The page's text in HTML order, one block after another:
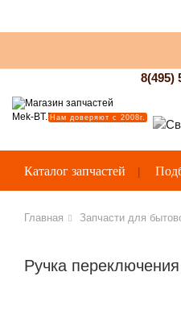
Нам доверяют с 2008г.
8(495)
Каталог запчастей
Главная Запчасти для
Ручка